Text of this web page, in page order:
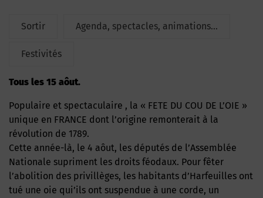
Sortir Agenda, spectacles, animations...
Festivités
Tous les 15 aôut.
Populaire et spectaculaire , la « FETE DU COU DE L’OIE »
unique en FRANCE dont l’origine remonterait à la
révolution de 1789.
Cette année-là, le 4 aôut, les députés de l’Assemblée
Nationale supriment les droits féodaux. Pour fêter
l’abolition des privillèges, les habitants d’Harfeuilles ont
tué une oie qui’ils ont suspendue à une corde, un